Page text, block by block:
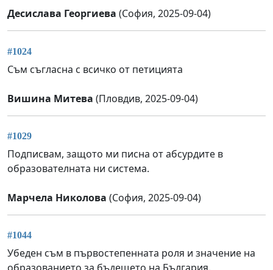
Десислава Георгиева (София, 2025-09-04)
#1024
Съм съгласна с всичко от петицията
Вишина Митева (Пловдив, 2025-09-04)
#1029
Подписвам, защото ми писна от абсурдите в
образователната ни система.
Марчела Николова (София, 2025-09-04)
#1044
Убеден съм в първостепенната роля и значение на